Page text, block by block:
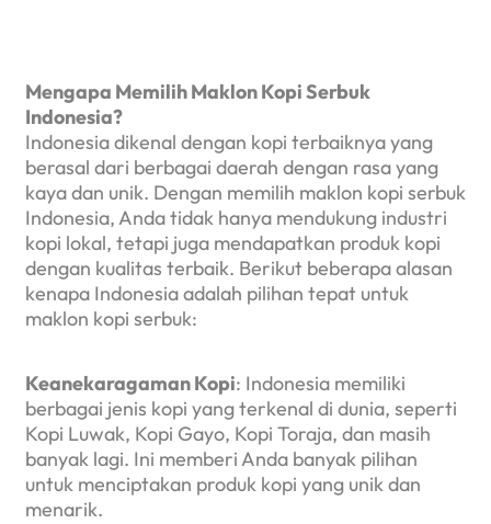
Mengapa Memilih Maklon Kopi Serbuk
Indonesia?
Indonesia dikenal dengan kopi terbaiknya yang
berasal dari berbagai daerah dengan rasa yang
kaya dan unik. Dengan memilih maklon kopi serbuk
Indonesia, Anda tidak hanya mendukung industri
kopi lokal, tetapi juga mendapatkan produk kopi
dengan kualitas terbaik. Berikut beberapa alasan
kenapa Indonesia adalah pilihan tepat untuk
maklon kopi serbuk:
Keanekaragaman Kopi: Indonesia memiliki
berbagai jenis kopi yang terkenal di dunia, seperti
Kopi Luwak, Kopi Gayo, Kopi Toraja, dan masih
banyak lagi. Ini memberi Anda banyak pilihan
untuk menciptakan produk kopi yang unik dan
menarik.